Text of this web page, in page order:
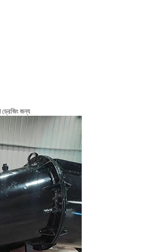
ড্রেজিং জন্য